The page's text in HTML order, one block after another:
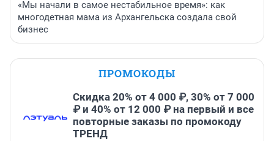
«Мы начали в самое нестабильное время»: как
многодетная мама из Архангельска создала свой
бизнес
ПРОМОКОДЫ
Скидка 20% от 4 000 ₽, 30% от 7 000
₽ и 40% от 12 000 ₽ на первый и все
повторные заказы по промокоду
ТРЕНД